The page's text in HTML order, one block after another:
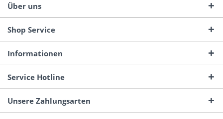
Über uns
Shop Service
Informationen
Service Hotline
Unsere Zahlungsarten